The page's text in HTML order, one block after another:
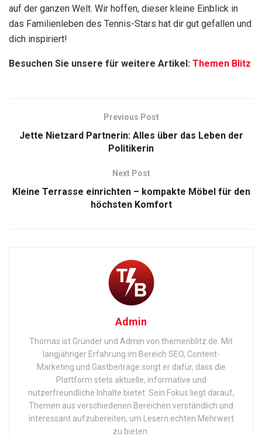
auf der ganzen Welt. Wir hoffen, dieser kleine Einblick in
das Familienleben des Tennis-Stars hat dir gut gefallen und
dich inspiriert!
Besuchen Sie unsere für weitere Artikel: Themen Blitz
Previous Post
Jette Nietzard Partnerin: Alles über das Leben der
Politikerin
Next Post
Kleine Terrasse einrichten – kompakte Möbel für den
höchsten Komfort
Admin
Thomas ist Gründer und Admin von themenblitz.de. Mit
langjähriger Erfahrung im Bereich SEO, Content-
Marketing und Gastbeiträge sorgt er dafür, dass die
Plattform stets aktuelle, informative und
nutzerfreundliche Inhalte bietet. Sein Fokus liegt darauf,
Themen aus verschiedenen Bereichen verständlich und
interessant aufzubereiten, um Lesern echten Mehrwert
zu bieten.